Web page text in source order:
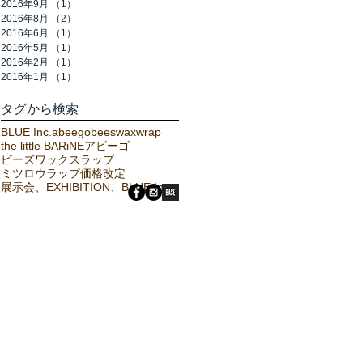
2016年9月
（1）
2016年8月
（2）
2016年6月
（1）
2016年5月
（1）
2016年2月
（1）
2016年1月
（1）
タグから検索
BLUE Inc.abeegobeeswaxwrap
the little BARiNEアビーゴ
ビーズワックスラップ
ミツロウラップ価格改定
展示会、EXHIBITION、BLUE Inc.